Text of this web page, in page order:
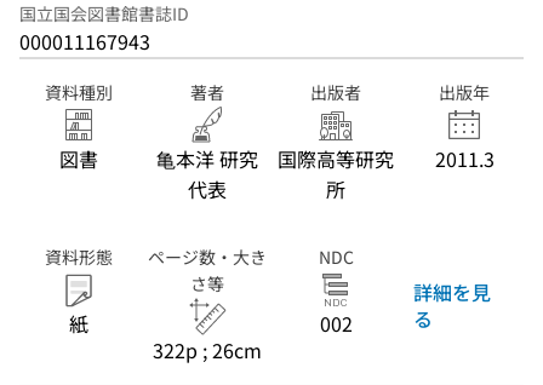
国立国会図書館書誌ID
000011167943
資料種別
図書
著者
亀本洋 研究
代表
出版者
国際高等研究
所
出版年
2011.3
資料形態
紙
ページ数・大き
さ等
322p ; 26cm
NDC
002
詳細を見
る